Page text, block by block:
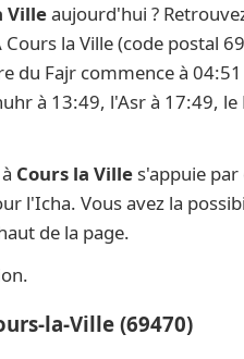
Villeaujourd'hui ?
la Ville (code postal
du Fajr commence à
à 13:49, l'Asr à 17:49,
Cours la Ville s'appuie
l'Icha. Vous avez la
de la page.
la-Ville (69470)